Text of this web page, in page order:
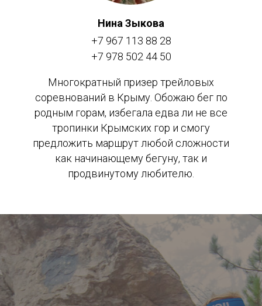
Нина Зыкова
+7 967 113 88 28
+7 978 502 44 50
Многократный призер трейловых
соревнований в Крыму. Обожаю бег по
родным горам, избегала едва ли не все
тропинки Крымских гор и смогу
предложить маршрут любой сложности
как начинающему бегуну, так и
продвинутому любителю.